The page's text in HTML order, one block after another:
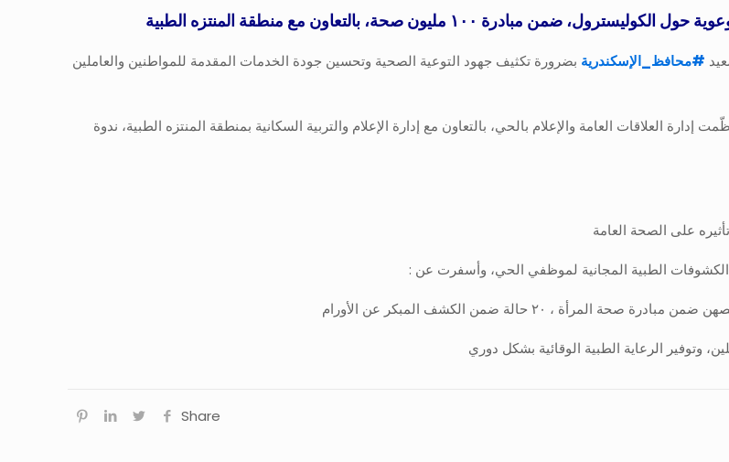
١٠٠ مليون صحة، بالتعاون مع منطقة المنتزه الطبية
#محافظ_الإسكندرية بضرورة تكثيف جهود التوعية الصحية وتحسين جودة الخدمات المقدمة للمواطنين والعاملين
إدارة العلاقات العامة والإعلام بالحي، بالتعاون مع إدارة الإعلام والتربية السكانية بمنطقة المنتزه الطبية، ندوة
على الصحة العامة
وتوفير الرعاية الطبية الوقائية بشكل دوري
Share